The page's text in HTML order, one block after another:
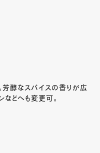
芳醇なスパイスの香りが広
などへも変更可。